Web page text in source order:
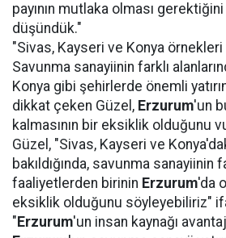
payının mutlaka olması
düşündük."
"Sivas, Kayseri ve Konya örnekleri
Savunma sanayiinin farklı
Konya gibi şehirlerde önemli
dikkat çeken Güzel, Erzurum'un
kalmasının bir eksiklik olduğunu
Güzel, "Sivas, Kayseri ve
bakıldığında, savunma sanayiinin
faaliyetlerden birinin Erzurum'da
eksiklik olduğunu söyleyebiliriz"
" Erzurum'un insan kaynağı